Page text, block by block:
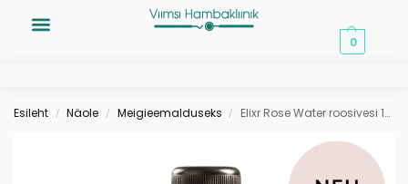
0
Esileht / Näole / Meigieemalduseks / Elixr Rose Water roosivesi 100ml